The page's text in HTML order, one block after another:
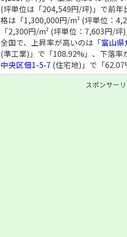
(坪単位は「204,549円/坪)」で前
格は「1,300,000円/m² (坪単位：
「2,300円/m² (坪単位：7,603円/
全国で、上昇率が高いのは「富山
(準工業)」で「108.92%」、下落率
中央区佃1-5-7 (住宅地)」で「
スポンサー